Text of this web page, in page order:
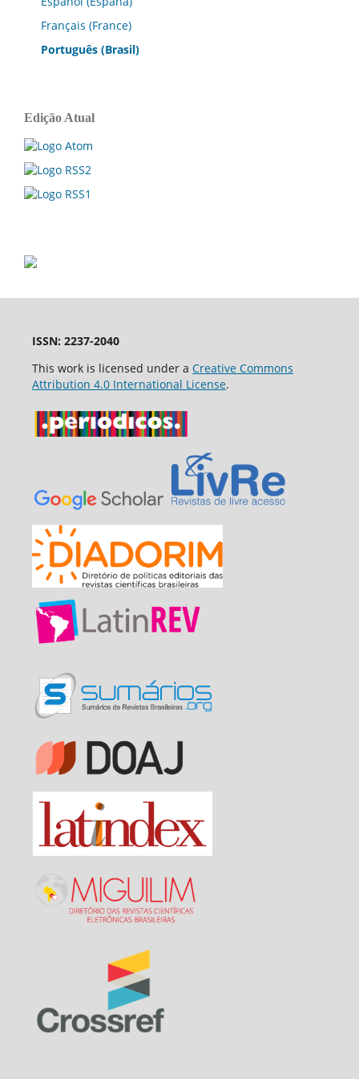
Français (France)
Português (Brasil)
Edição Atual
ISSN: 2237-2040
This work is licensed under a Creative Commons
Attribution 4.0 International License.